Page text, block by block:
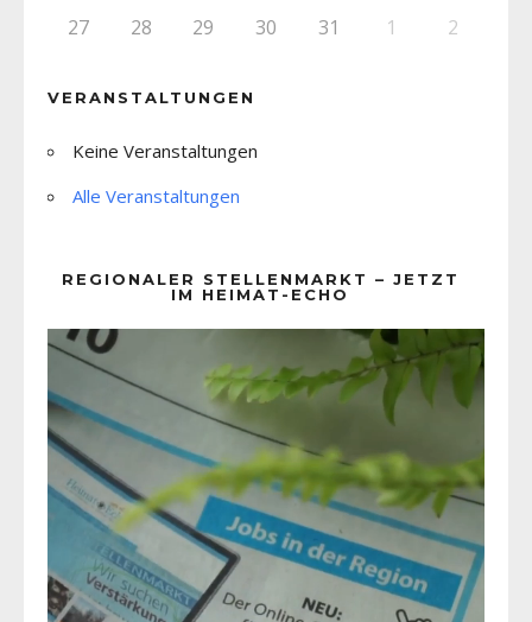
27 28 29 30 31 1 2
VERANSTALTUNGEN
Keine Veranstaltungen
Alle Veranstaltungen
REGIONALER STELLENMARKT – JETZT
IM HEIMAT-ECHO
Player